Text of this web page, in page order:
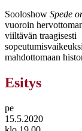
Sooloshow Spede
vuoroin
viiltävän traagisesti
mahdottomaan
Esitys
pe
15.5.2020